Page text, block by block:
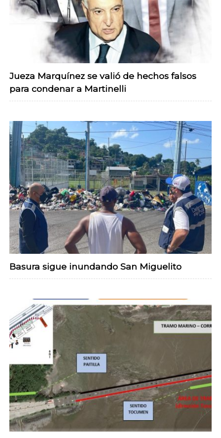
Jueza Marquínez se valió de hechos falsos
para condenar a Martinelli
Basura sigue inundando San Miguelito